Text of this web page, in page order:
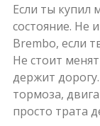
Если ты купил
состояние. Не
Brembo, если
Не стоит
держит
тормоза,
просто трата